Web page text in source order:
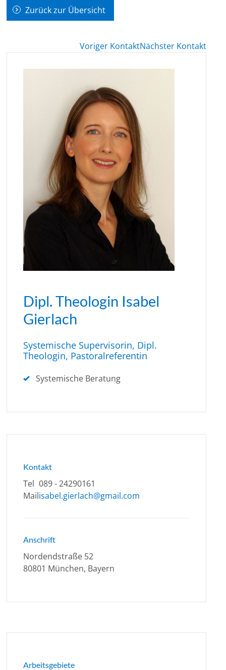
Zurück zur Übersicht
Voriger KontaktNächster Kontakt
Dipl. Theologin Isabel
Gierlach
Systemische Supervisorin, Dipl.
Theologin, Pastoralreferentin
Systemische Beratung
Kontakt
Tel 089 - 24290161
Mailisabel.gierlach@gmail.com
Anschrift
Nordendstraße 52
80801 München, Bayern
Arbeitsgebiete